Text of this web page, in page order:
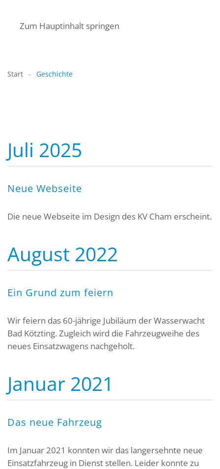
Zum Hauptinhalt springen
Start Geschichte
Juli 2025
Neue Webseite
Die neue Webseite im Design des KV Cham erscheint.
August 2022
Ein Grund zum feiern
Wir feiern das 60-jährige Jubiläum der Wasserwacht
Bad Kötzting. Zugleich wird die Fahrzeugweihe des
neues Einsatzwagens nachgeholt.
Januar 2021
Das neue Fahrzeug
Im Januar 2021 konnten wir das langersehnte neue
Einsatzfahrzeug in Dienst stellen. Leider konnte zu